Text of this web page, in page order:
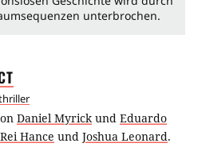
unterbrochen.
Daniel Myrickund Eduardo
Rei Hance und Joshua Leonard.